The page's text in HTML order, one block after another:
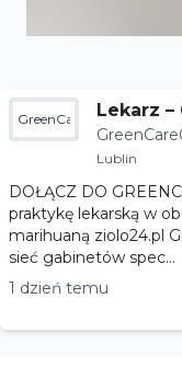
GreenCareClinicLekarz
zesna
Lublin
DOŁĄCZ DO GREENCARE CLINIC
praktykę lekarską w
marihuaną ziolo24.pl GreenCare Clinic to rozwijająca się
sieć gabinetów spec...
1 dzień temu